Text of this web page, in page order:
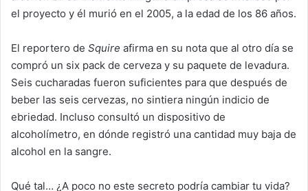
el proyecto y él murió en el 2005, a la edad de los 86 años.
El reportero de Squire afirma en su nota que al otro día se
compró un six pack de cerveza y su paquete de levadura.
Seis cucharadas fueron suficientes para que después de
beber las seis cervezas, no sintiera ningún indicio de
ebriedad. Incluso consultó un dispositivo de
alcoholímetro, en dónde registró una cantidad muy baja de
alcohol en la sangre.
Qué tal… ¿A poco no este secreto podría cambiar tu vida?